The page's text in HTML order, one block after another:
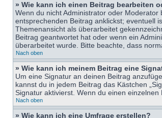
» Wie kann ich einen Beitrag bearbeiten
Wenn du nicht Administrator oder
entsprechenden Beitrag anklickst; eventuell
Themenansicht als überarbeitet
Beitrag geantwortet hat oder wenn ein
überarbeitet wurde. Bitte beachte, dass
Nach oben
» Wie kann ich meinem Beitrag eine
Um eine Signatur an deinen Beitrag
kannst du in jedem Beitrag das Kästchen
Signatur aktivierst. Wenn du einen
Nach oben
» Wie kann ich eine Umfrage erstellen?